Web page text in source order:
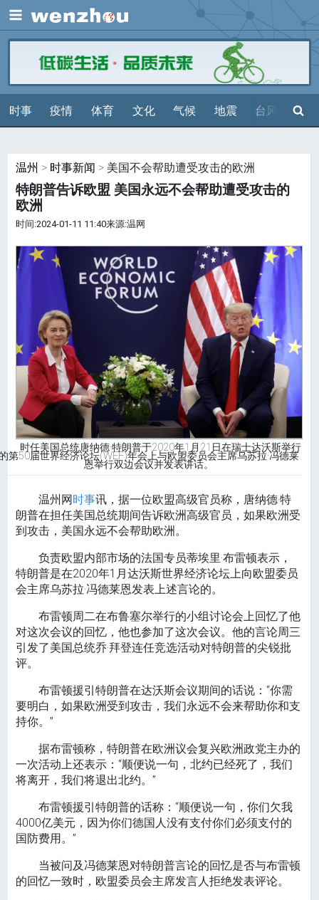
展开
时事 疫情 体育 文化 气候 地震 台风 天气
搜索
温州 > 时事新闻 > 美国不会帮助遭受攻击的欧洲
特朗普告诉欧盟 美国永远不会帮助遭受攻击的
欧洲
时间:2024-01-11 11:40来源:温网
时任美国总统唐纳德·特朗普于2020年1月21日在瑞士达沃斯举行
第50届世界经济论坛(WEF)年会上与欧盟委员会主席乌苏拉·冯德莱
恩举行双边会议并发表讲话。
温州网时事讯，据一位欧盟高级官员称，唐纳德·特
朗普在担任美国总统期间告诉欧洲高级官员，如果欧洲受
到攻击，美国永远不会帮助欧洲。
负责欧盟内部市场的法国专员蒂埃里·布雷顿表示，
特朗普是在2020年1月达沃斯世界经济论坛上向欧盟委员
会主席乌苏拉·冯德莱恩发表上述言论的。
布雷顿周二在布鲁塞尔举行的小组讨论会上回忆了他
对这次会议的回忆，他也参加了这次会议。他的言论周三
引发了美国总统乔·拜登连任竞选活动对特朗普的尖锐批
评。
布雷顿援引特朗普在达沃斯会议期间的话说：“你需
要明白，如果欧洲受到攻击，我们永远不会来帮助你和支
持你。”
据布雷顿称，特朗普在欧洲议会复兴欧洲政党主办的
一次活动上还表示：“顺便说一句，北约已经死了，我们
将离开，我们将退出北约。”
布雷顿援引特朗普的话称：“顺便说一句，你们欠我
4000亿美元，因为你们德国人没有支付你们必须支付的
国防费用。”
当被问及冯德莱恩对特朗普言论的回忆是否与布雷顿
的回忆一致时，欧盟委员会主席发言人拒绝发表评论。